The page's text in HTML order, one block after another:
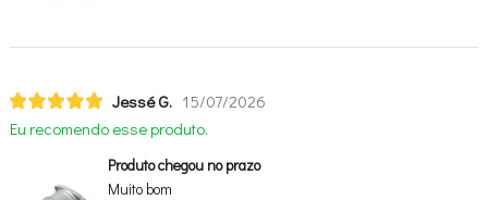
Jessé G. 15/07/2026
Eu recomendo esse produto.
Produto chegou no prazo
Muito bom